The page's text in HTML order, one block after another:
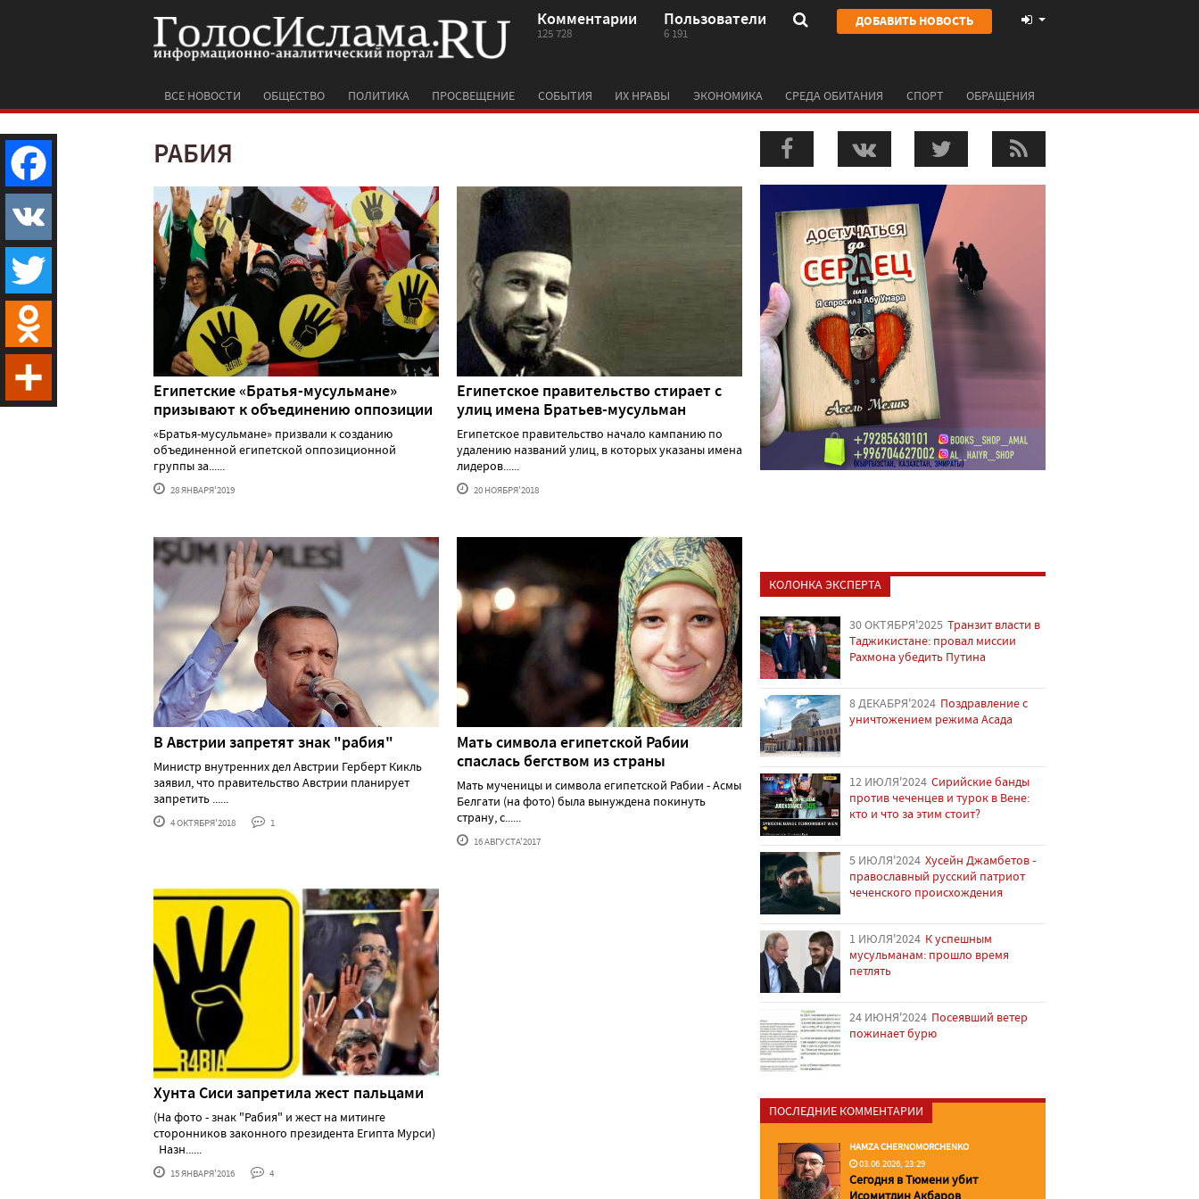
Комментарии
125 728
Пользователи
6 191
ДОБАВИТЬ НОВОСТЬ
ВСЕ НОВОСТИ ОБЩЕСТВО ПОЛИТИКА ПРОСВЕЩЕНИЕ СОБЫТИЯ ИХ НРАВЫ ЭКОНОМИКА СРЕДА ОБИТАНИЯ СПОРТ ОБРАЩЕНИЯ
РАБИЯ
Египетские «Братья-мусульмане»
призывают к объединению оппозиции
«Братья-мусульмане» призвали к созданию
объединенной египетской оппозиционной
группы за......
28 ЯНВАРЯ'2019
Египетское правительство стирает с
улиц имена Братьев-мусульман
Египетское правительство начало кампанию по
удалению названий улиц, в которых указаны имена
лидеров......
20 НОЯБРЯ'2018
В Австрии запретят знак "рабия"
Министр внутренних дел Австрии Герберт Кикль
заявил, что правительство Австрии планирует
запретить ......
4 ОКТЯБРЯ'2018 1
Мать символа египетской Рабии
спаслась бегством из страны
Мать мученицы и символа египетской Рабии - Асмы
Белгати (на фото) была вынуждена покинуть
страну, с......
16 АВГУСТА'2017
Хунта Сиси запретила жест пальцами
(На фото - знак "Рабия" и жест на митинге
сторонников законного президента Египта Мурси)
Назн......
15 ЯНВАРЯ'2016 4
КОЛОНКА ЭКСПЕРТА
30 ОКТЯБРЯ'2025 Транзит власти в
Таджикистане: провал миссии
Рахмона убедить Путина
8 ДЕКАБРЯ'2024 Поздравление с
уничтожением режима Асада
12 ИЮЛЯ'2024 Сирийские банды
против чеченцев и турок в Вене:
кто и что за этим стоит?
5 ИЮЛЯ'2024 Хусейн Джамбетов -
православный русский патриот
чеченского происхождения
1 ИЮЛЯ'2024 К успешным
мусульманам: прошло время
петлять
24 ИЮНЯ'2024 Посеявший ветер
пожинает бурю
ПОСЛЕДНИЕ КОММЕНТАРИИ
HAMZA CHERNOMORCHENKO
03.06.2026, 23:29
Сегодня в Тюмени убит
Исомитдин Акбаров
Facebook
VK
Twitter
Odnoklassniki